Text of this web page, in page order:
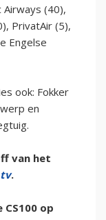
Airways (40),
PrivatAir (5),
Engelse
ook: Fokker
en
van het
.
op